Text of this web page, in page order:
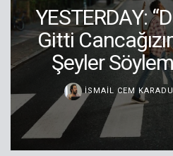
YESTERDAY:
Gitti
Şeyler
İSMAIL CEM